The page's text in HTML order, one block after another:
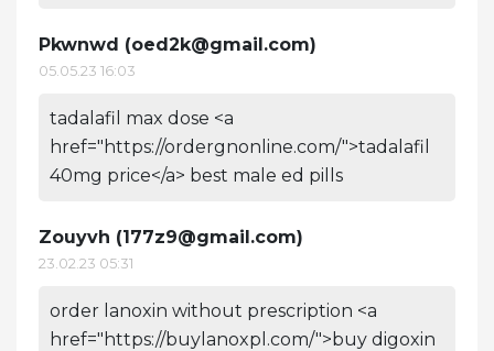
Pkwnwd (oed2k@gmail.com)
05.05.23 16:03
tadalafil max dose <a
href="https://ordergnonline.com/">tadalafil
40mg price</a> best male ed pills
Zouyvh (177z9@gmail.com)
23.02.23 05:31
order lanoxin without prescription <a
href="https://buylanoxpl.com/">buy digoxin